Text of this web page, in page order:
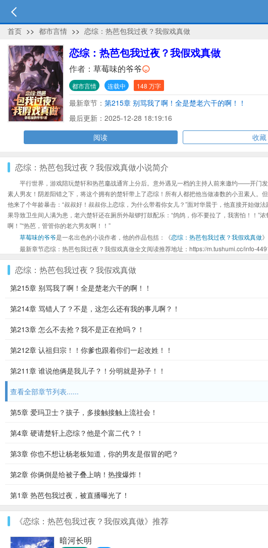
首页 >> 都市言情 >> 恋综：热芭包我过夜？我假戏真做
恋综：热芭包我过夜？我假戏真做
作者： 草莓味的爷爷
都市言情 连载中 148 万字
最新章节： 第215章 别骂我了啊！全是楚老六干的啊！！
最后更新：2025-12-28 18:19:16
阅读
收藏
恋综：热芭包我过夜？我假戏真做小说简介
平行世界，游戏陪玩楚轩和热芭鏖战通宵上分后。意外遇见一档的主持人前来邀约——开门
素人男友！阴差阳错之下，将这个拥有的楚轩带上了恋综！所有人都把他当做凑数的小丑素人。
他来了个年龄暴击：“叔叔好！叔叔你上恋综，为什么带着你女儿？”面对华晨于，他直接开始做
果导致卫生间人满为患，老六楚轩还在厕所外敲锣打鼓配乐：“鸽鸽，你不要拉了，我害怕！！
啊！”“热芭，管管你的老六男友啊！！”
草莓味的爷爷是一名出色的小说作者，他的作品包括：《恋综：热芭包我过夜？我假戏真做
最新章节恋综：热芭包我过夜？我假戏真做全文阅读推荐地址：https://m.tushumi.cc/info-
恋综：热芭包我过夜？我假戏真做
第215章 别骂我了啊！全是楚老六干的啊！！
第214章 骂错人了？不是，这怎么还有我的事儿啊？！
第213章 怎么不去抢？我不是正在抢吗？！
第212章 认祖归宗！！你爹也跟着你们一起改姓！！
第211章 谁说他俩是我儿子？！分明就是孙子！！
查看全部章节列表......
第5章 爱玛卫士？孩子，多接触接触上流社会！
第4章 硬请楚轩上恋综？他是个富二代？！
第3章 你也不想让杨老板知道，你的男友是假冒的吧？
第2章 你俩倒是给被子叠上呐！热搜爆炸！
第1章 热芭包我过夜，被直播曝光了！
《恋综：热芭包我过夜？我假戏真做》推荐
暗河长明